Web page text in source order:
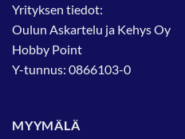
Yrityksen tiedot:
Oulun Askartelu ja Kehys Oy
Hobby Point
Y-tunnus: 0866103-0
MYYMÄLÄ